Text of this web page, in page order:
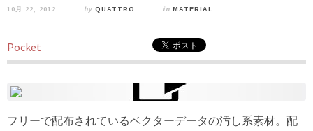
10月 22, 2012 by QUATTRO in MATERIAL
Pocket
フリーで配布されているベクターデータの汚し系素材。配